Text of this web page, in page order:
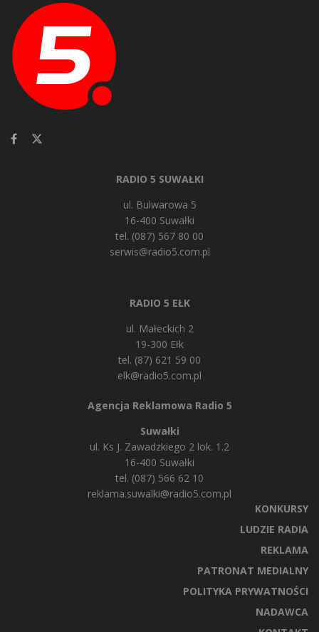
RADIO 5 SUWAŁKI
ul. Bulwarowa 5
16-400 Suwałki
tel. (087) 567 80 00
serwis@radio5.com.pl
RADIO 5 EŁK
ul. Małeckich 2
19-300 Ełk
tel. (87) 621 59 00
elk@radio5.com.pl
Agencja Reklamowa Radio 5
Suwałki
ul. Ks J. Zawadzkiego 2 lok. 1.2
16-400 Suwałki
tel. (087) 566 62 10
reklama.suwalki@radio5.com.pl
KONKURSY
LUDZIE RADIA
REKLAMA
PATRONAT MEDIALNY
POLITYKA PRYWATNOŚCI
NADAWCA